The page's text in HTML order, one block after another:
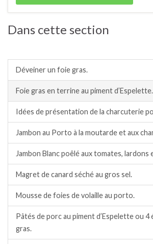
Dans cette section
Déveiner un foie gras.
Foie gras en terrine au piment d’Espelette.
Idées de présentation de la charcuterie
Jambon au Porto à la moutarde et aux
Jambon Blanc poêlé aux tomates, lardons
Magret de canard séché au gros sel.
Mousse de foies de volaille au porto.
Pâtés de porc au piment d’Espelette ou 4
gras.